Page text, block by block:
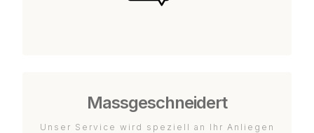
Massgeschneidert
Unser Service wird speziell an Ihr Anliegen